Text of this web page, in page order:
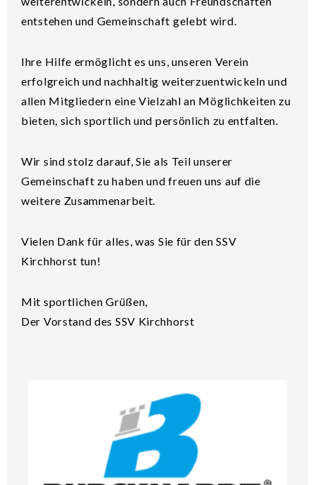
entstehen und Gemeinschaft gelebt wird.
Ihre Hilfe ermöglicht es uns, unseren Verein
erfolgreich und nachhaltig weiterzuentwickeln und
allen Mitgliedern eine Vielzahl an Möglichkeiten zu
bieten, sich sportlich und persönlich zu entfalten.
Wir sind stolz darauf, Sie als Teil unserer
Gemeinschaft zu haben und freuen uns auf die
weitere Zusammenarbeit.
Vielen Dank für alles, was Sie für den SSV
Kirchhorst tun!
Mit sportlichen Grüßen,
Der Vorstand des SSV Kirchhorst